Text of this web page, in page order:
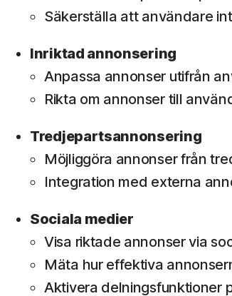
Säkerställa att användare
Inriktad annonsering
Anpassa annonser utifrån
Rikta om annonser till
Tredjepartsannonsering
Möjliggöra annonser från
Integration med externa
Sociala medier
Visa riktade annonser via
Mäta hur effektiva
Aktivera delningsfunktioner